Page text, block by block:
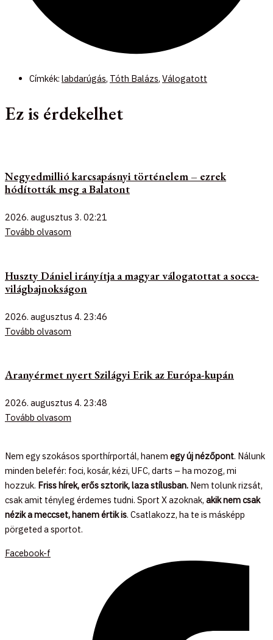
Címkék: labdarúgás, Tóth Balázs, Válogatott
Ez is érdekelhet
Negyedmillió karcsapásnyi történelem – ezrek
hódították meg a Balatont
2026. augusztus 3. 02:21
Tovább olvasom
Huszty Dániel irányítja a magyar válogatottat a socca-
világbajnokságon
2026. augusztus 4. 23:46
Tovább olvasom
Aranyérmet nyert Szilágyi Erik az Európa-kupán
2026. augusztus 4. 23:48
Tovább olvasom
Nem egy szokásos sporthírportál, hanem egy új nézőpont. Nálunk
minden belefér: foci, kosár, kézi, UFC, darts – ha mozog, mi
hozzuk. Friss hírek, erős sztorik, laza stílusban. Nem tolunk rizsát,
csak amit tényleg érdemes tudni. Sport X azoknak, akik nem csak
nézik a meccset, hanem értik is. Csatlakozz, ha te is másképp
pörgeted a sportot.
Facebook-f